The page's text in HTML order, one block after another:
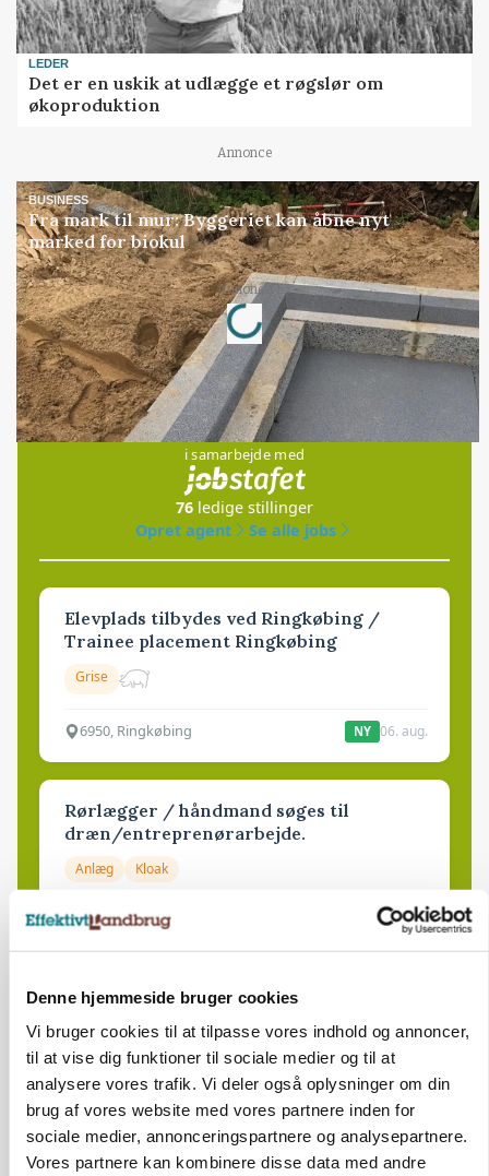
Denne hjemmeside bruger cookies
Vi bruger cookies til at tilpasse vores indhold og annoncer,
til at vise dig funktioner til sociale medier og til at
analysere vores trafik. Vi deler også oplysninger om din
brug af vores website med vores partnere inden for
sociale medier, annonceringspartnere og analysepartnere.
Vores partnere kan kombinere disse data med andre
LEDER
Det er en uskik at udlægge et røgslør om
økoproduktion
Annonce
BUSINESS
Fra mark til mur: Byggeriet kan åbne nyt
marked for biokul
Annonce
Loading...
Jobs
i samarbejde med
76 ledige stillinger
Opret agent
Se alle jobs
Elevplads tilbydes ved Ringkøbing /
Trainee placement Ringkøbing
Grise
6950, Ringkøbing NY 06. aug.
Rørlægger / håndmand søges til
dræn/entreprenørarbejde.
Anlæg Kloak
4690, Haslev 06. aug.
Lastbilchauffør søges til Henrik Haves
Maskinstation
Godstransport
4700, Næstved 03. aug.